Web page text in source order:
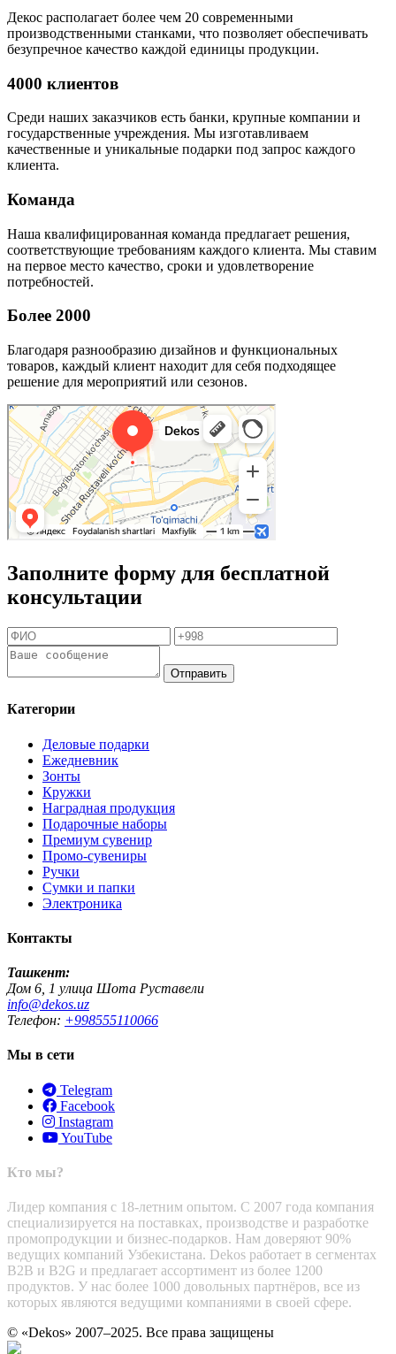
Декос располагает более чем 20 современными
производственными станками, что позволяет обеспечивать
безупречное качество каждой единицы продукции.
4000 клиентов
Среди наших заказчиков есть банки, крупные компании и
государственные учреждения. Мы изготавливаем
качественные и уникальные подарки под запрос каждого
клиента.
Команда
Наша квалифицированная команда предлагает решения,
соответствующие требованиям каждого клиента. Мы ставим
на первое место качество, сроки и удовлетворение
потребностей.
Более 2000
Благодаря разнообразию дизайнов и функциональных
товаров, каждый клиент находит для себя подходящее
решение для мероприятий или сезонов.
Заполните форму для бесплатной
консультации
Отправить
Категории
Деловые подарки
Ежедневник
Зонты
Кружки
Наградная продукция
Подарочные наборы
Премиум сувенир
Промо-сувениры
Ручки
Сумки и папки
Электроника
Контакты
Ташкент:
Дом 6, 1 улица Шота Руставели
info@dekos.uz
Телефон: +998555110066
Мы в сети
Telegram
Facebook
Instagram
YouTube
Кто мы?
Лидер компания с 18-летним опытом. С 2007 года компания
специализируется на поставках, производстве и разработке
промопродукции и бизнес-подарков. Нам доверяют 90%
ведущих компаний Узбекистана. Dekos работает в сегментах
B2B и B2G и предлагает ассортимент из более 1200
продуктов. У нас более 1000 довольных партнёров, все из
которых являются ведущими компаниями в своей сфере.
© «Dekos» 2007–2025. Все права защищены